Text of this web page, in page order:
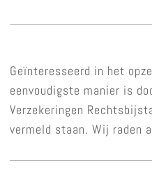
Geïnteresseerd in het
eenvoudigste manier is
Verzekeringen
vermeld staan. Wij raden